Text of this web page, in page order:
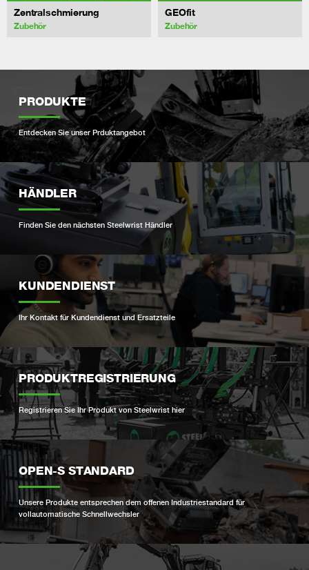
Zentralschmierung
Zubehör
GEOfit
Zubehör
PRODUKTE
Entdecken Sie unser Prduktangebot
HÄNDLER
Finden Sie den nächsten Steelwrist Händler
KUNDENDIENST
Ihr Kontakt für Kundendienst und Ersatzteile
PRODUKTREGISTRIERUNG
Registrieren Sie Ihr Produkt von Steelwrist hier
OPEN-S STANDARD
Unsere Produkte entsprechen dem offenen Industriestandard für
vollautomatische Schnellwechsler